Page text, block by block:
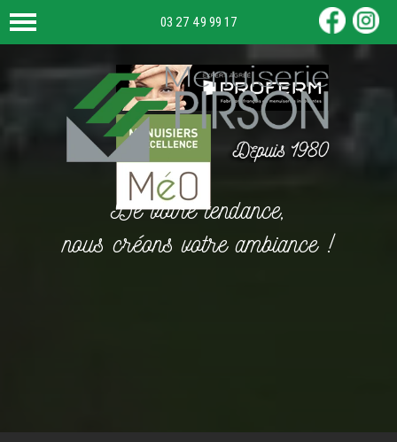
03 27 49 99 17
De votre tendance,
nous créons votre ambiance !